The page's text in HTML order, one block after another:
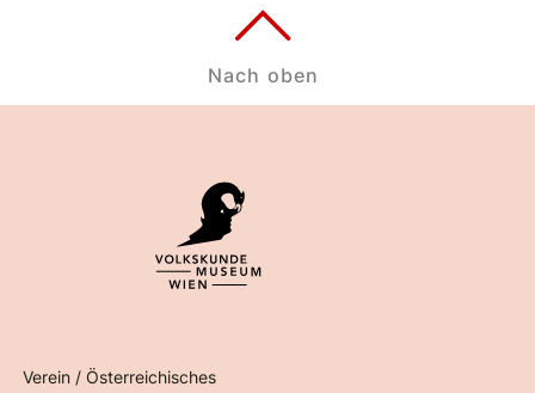
Verein / Österreichisches
Nach oben